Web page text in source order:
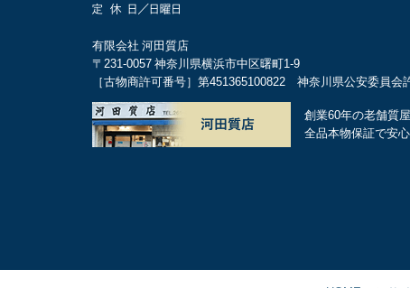
有限会社 河田質店
〒231-0057 神奈川県横浜市中区曙町1-9
［古物商許可番号］第451365100822 神奈川県公安委員会
創業60年の老舗質
全品本物保証で安心